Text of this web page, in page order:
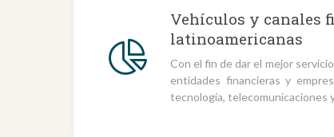
Vehículos y canales
latinoamericanas
Con el fin de dar el mejor
entidades financieras y
tecnología, telecomunicaciones